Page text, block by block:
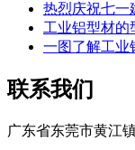
热烈庆祝七一
工业铝型材的
一图了解工业
联系我们
广东省东莞市黄江